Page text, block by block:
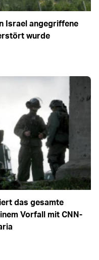
Israel angegriffene
wurde
das gesamte
Vorfall mit CNN-